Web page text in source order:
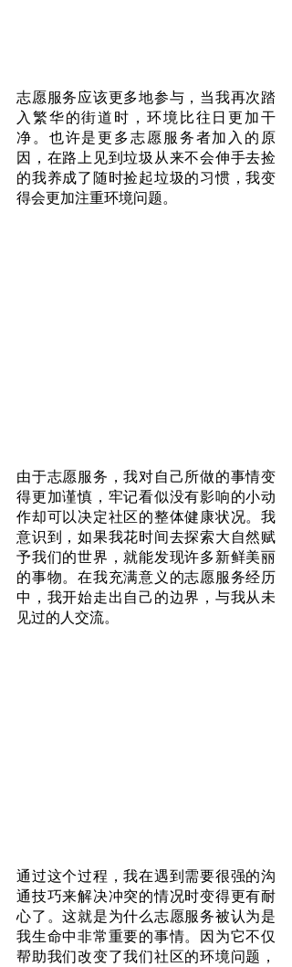
志愿服务应该更多地参与，当我再次踏
入繁华的街道时，环境比往日更加干
净。也许是更多志愿服务者加入的原
因，在路上见到垃圾从来不会伸手去捡
的我养成了随时捡起垃圾的习惯，我变
得会更加注重环境问题。
由于志愿服务，我对自己所做的事情变
得更加谨慎，牢记看似没有影响的小动
作却可以决定社区的整体健康状况。我
意识到，如果我花时间去探索大自然赋
予我们的世界，就能发现许多新鲜美丽
的事物。在我充满意义的志愿服务经历
中，我开始走出自己的边界，与我从未
见过的人交流。
通过这个过程，我在遇到需要很强的沟
通技巧来解决冲突的情况时变得更有耐
心了。这就是为什么志愿服务被认为是
我生命中非常重要的事情。因为它不仅
帮助我们改变了我们社区的环境问题，